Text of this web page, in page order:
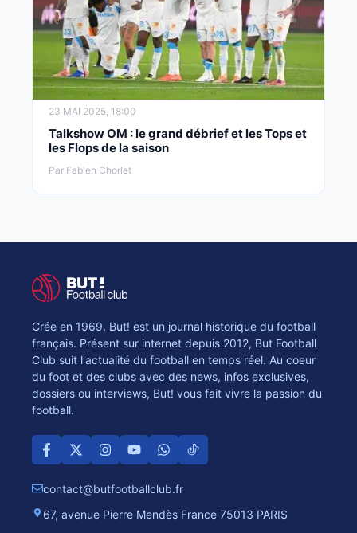
23 MAI 2025, 18:00
Talkshow OM : le grand débrief et les Tops et
les Flops de la saison
Par Fabien Chorlet
Crée en 1969, But! est un journal historique du football
français. Présent sur internet depuis 2012, But Football
Club suit l'actualité du football en temps réel. Au coeur
du foot et des clubs avec des news, infos exclusives,
dossiers ou interviews, But! vous fait vivre la passion du
football.
contact@butfootballclub.fr
67, avenue Pierre Mendès France 75013 PARIS